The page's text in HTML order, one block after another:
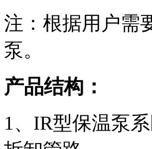
注：根据用户需
泵。
产品结构：
1、IR型保温泵